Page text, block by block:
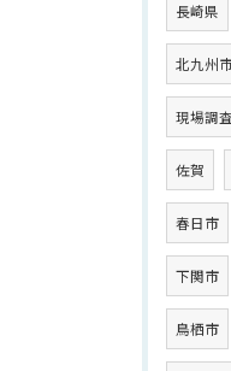
長崎県
北九州
現場調査
佐賀
春日市
下関市
鳥栖市